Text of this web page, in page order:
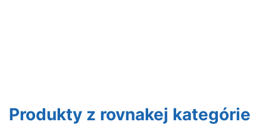
Produkty z rovnakej kategórie